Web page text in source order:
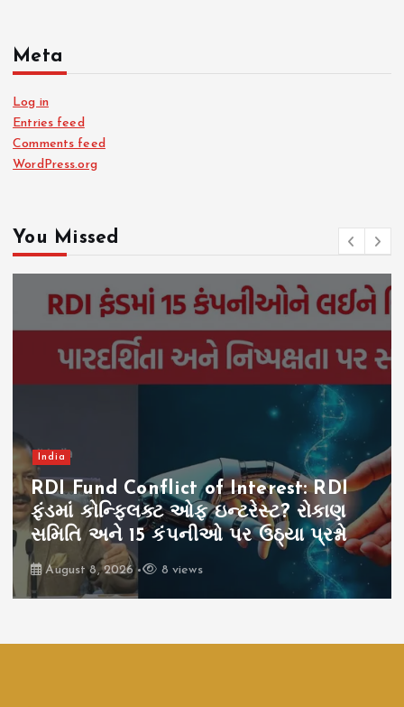
Meta
Log in
Entries feed
Comments feed
WordPress.org
You Missed
India
RDI Fund Conflict of Interest: RDI
ફંડમાં કોન્ફ્લિક્ટ ઓફ ઇન્ટરેસ્ટ? રોકાણ
સમિતિ અને 15 કંપનીઓ પર ઉઠ્યા પ્રશ્નો
August 8, 2026 8 views